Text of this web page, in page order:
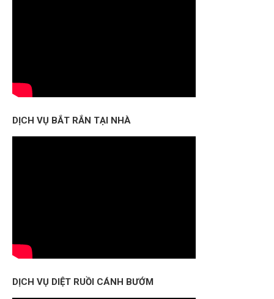
DỊCH VỤ BẮT RẮN TẠI NHÀ
DỊCH VỤ DIỆT RUỒI CÁNH BƯỚM